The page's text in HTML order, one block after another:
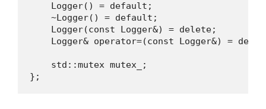
    Logger() = default;
    ~Logger() = default;
    Logger(const Logger&) = delete;
Logger& operator=(const Logger&) =
    std::mutex mutex_;
};